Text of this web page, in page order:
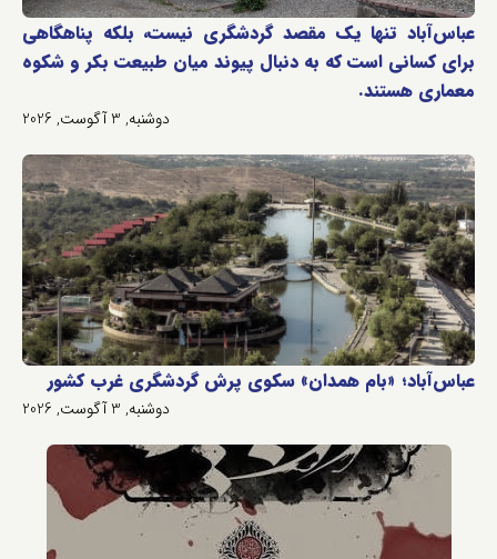
عباس‌آباد تنها یک مقصد گردشگری نیست، بلکه پناهگاهی
برای کسانی است که به دنبال پیوند میان طبیعت بکر و شکوه
معماری هستند.
دوشنبه, 3 آگوست, 2026
عباس‌آباد؛ «بام همدان» سکوی پرش گردشگری غرب کشور
دوشنبه, 3 آگوست, 2026